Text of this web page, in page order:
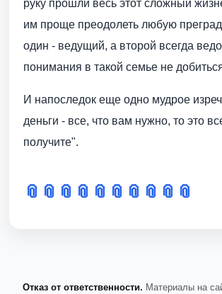
руку прошли весь этот сложный
им проще преодолеть любую
один - ведущий, а второй всегда
понимания в такой семье не
И напоследок еще одно мудрое
деньги - все, что вам нужно, то это
получите".
📎 📎 📎 📎 📎 📎 📎 📎 📎 📎
Отказ от ответственности. Материалы на